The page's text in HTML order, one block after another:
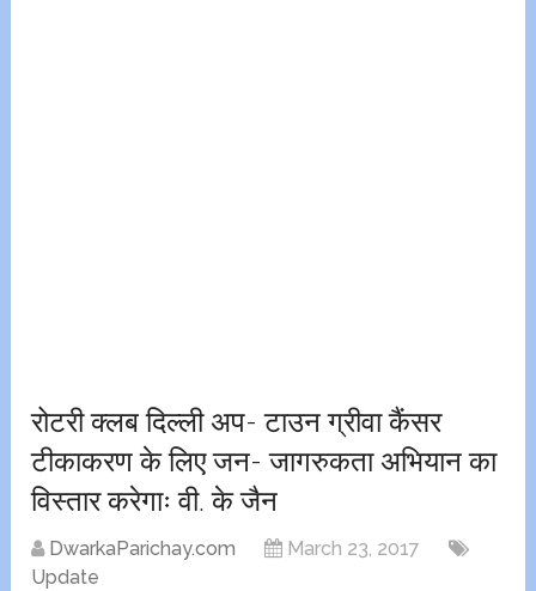
रोटरी क्लब दिल्ली अप- टाउन ग्रीवा कैंसर
टीकाकरण के लिए जन- जागरुकता अभियान का
विस्तार करेगाः वी. के जैन
DwarkaParichay.com
March 23, 2017
Update